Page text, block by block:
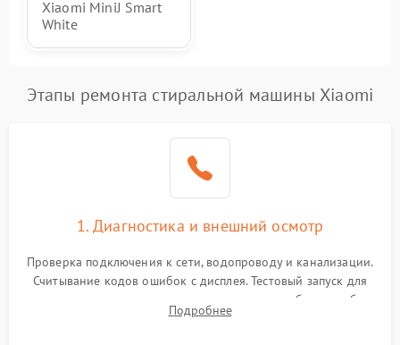
Xiaomi MiniJ Smart
White
Этапы ремонта стиральной машины Xiaomi
1. Диагностика и внешний осмотр
Проверка подключения к сети, водопроводу и канализации.
Считывание кодов ошибок с дисплея. Тестовый запуск для
выявления посторонних шумов, протечек или сбоев в работе
электронного модуля управления.
Подробнее